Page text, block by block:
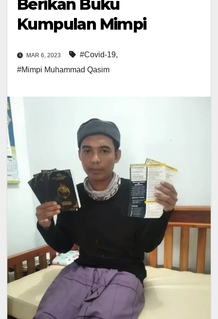
Berikan Buku
Kumpulan Mimpi
MAR 6, 2023 #Covid-19,
#Mimpi Muhammad Qasim